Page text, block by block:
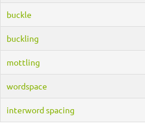
buckle
buckling
mottling
wordspace
interword spacing